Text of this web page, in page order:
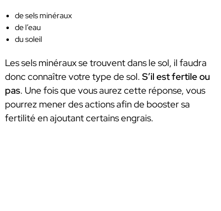
de sels minéraux
de l’eau
du soleil
Les sels minéraux se trouvent dans le sol, il faudra
donc connaître votre type de sol. S’il est fertile ou
pas. Une fois que vous aurez cette réponse, vous
pourrez mener des actions afin de booster sa
fertilité en ajoutant certains engrais.